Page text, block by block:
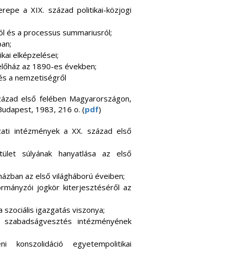
a XIX. század politikai-közjogi
és a processus summariusról;
elképzelései;
az 1890-es években;
a nemzetiségről
első felében Magyarországon,
1983, 216 o. (pdf)
intézmények a XX. század első
súlyának hanyatlása az első
az első világháború éveiben;
jogkör kiterjesztéséről az
szociális igazgatás viszonya;
intézményének
konszolidáció egyetempolitikai